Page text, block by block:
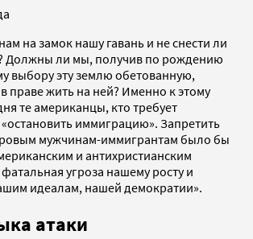
на замок нашу гавань и не снести ли
Должны ли мы, получив по рождению
выбору эту землю обетованную,
праве жить на ней? Именно к этому
те американцы, кто требует
иммиграцию». Запретить
мужчинам-иммигрантам было бы
и антихристианским
угроза нашему росту и
идеалам, нашей демократии».
атаки